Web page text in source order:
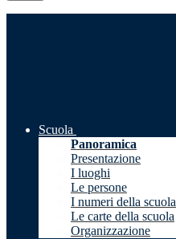
Scuola
Panoramica
Presentazione
I luoghi
Le persone
I numeri della scuola
Le carte della scuola
Organizzazione